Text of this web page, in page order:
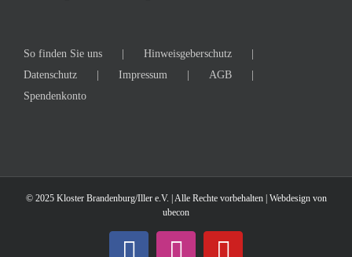
So finden Sie uns
Hinweisgeberschutz
Datenschutz
Impressum
AGB
Spendenkonto
© 2025 Kloster Brandenburg/Iller e.V. | Alle Rechte vorbehalten | Webdesign von
ubecon